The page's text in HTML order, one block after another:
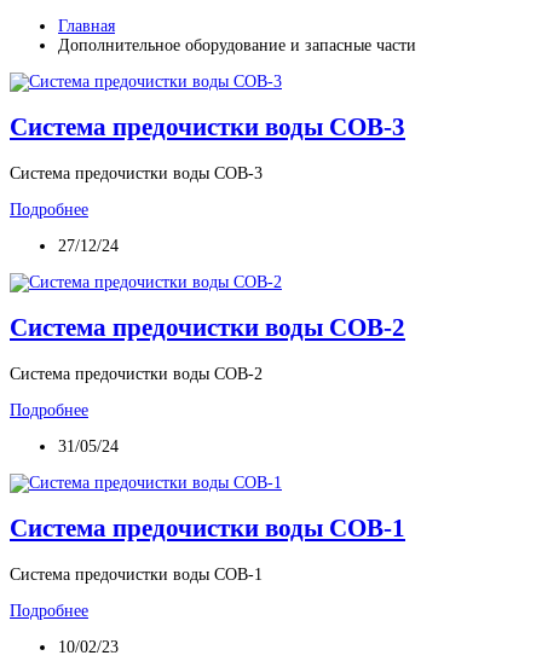
Главная
Дополнительное оборудование и запасные части
Система предочистки воды СОВ-3
Система предочистки воды СОВ-3
Подробнее
27/12/24
Система предочистки воды СОВ-2
Система предочистки воды СОВ-2
Подробнее
31/05/24
Система предочистки воды СОВ-1
Система предочистки воды СОВ-1
Подробнее
10/02/23